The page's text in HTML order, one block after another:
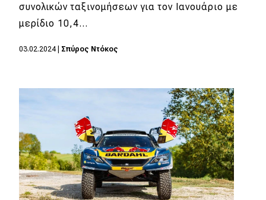
συνολικών ταξινομήσεων για τον Ιανουάριο με
μερίδιο 10,4…
03.02.2024| Σπύρος Ντόκος